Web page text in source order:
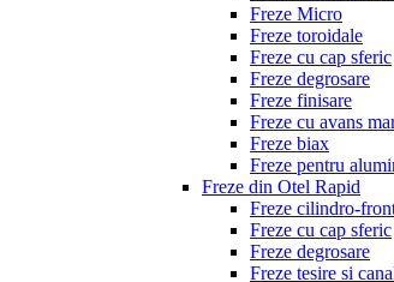
Freze Micro
Freze toroidale
Freze cu cap sferic
Freze degrosare
Freze finisare
Freze cu avans
Freze biax
Freze pentru
Freze din Otel Rapid
Freze cilindro-
Freze cu cap sferic
Freze degrosare
Freze tesire si